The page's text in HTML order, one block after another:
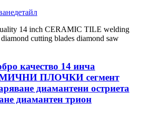
детайл
качество 14 инча
ПЛОЧКИ сегмент
диамантени остриета
диамантен трион